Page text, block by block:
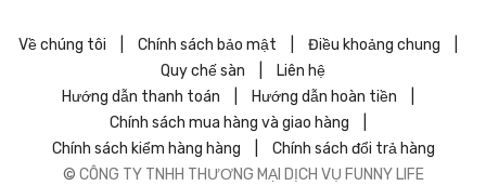
Về chúng tôi Chính sách bảo mật Điều khoảng chung
Quy chế sàn
Liên hệ
Hướng dẫn thanh toán
Hướng dẫn hoàn tiền
Chính sách mua hàng và giao hàng
Chính sách kiểm hàng hàng
Chính sách đổi trả hàng
© CÔNG TY TNHH THƯƠNG MẠI DỊCH VỤ FUNNY LIFE